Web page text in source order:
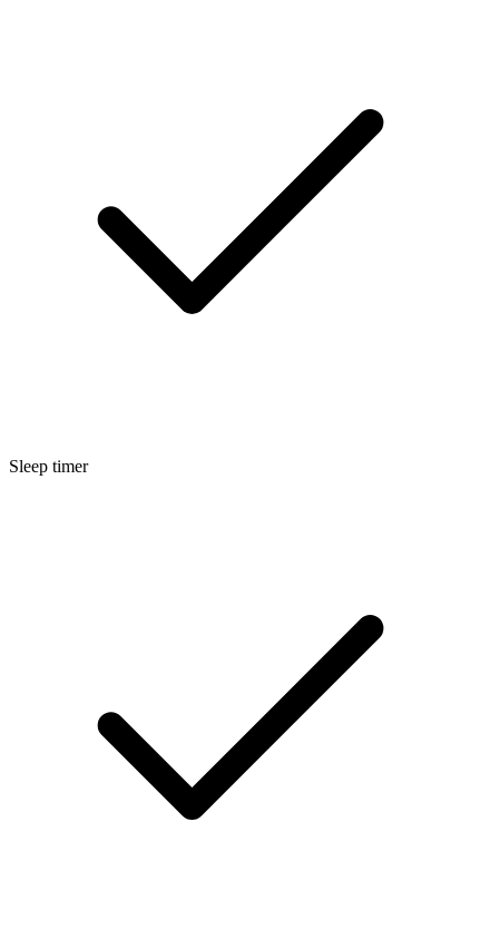
Sleep timer